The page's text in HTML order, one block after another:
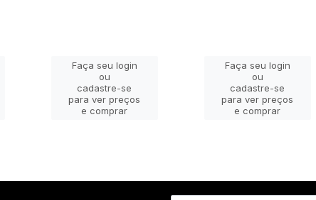
Faça seu login
ou
cadastre-se
para ver preços
e comprar
Faça seu login
ou
cadastre-se
para ver preços
e comprar